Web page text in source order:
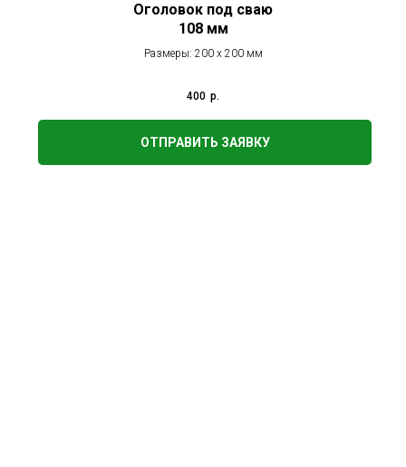
Оголовок под сваю
108 мм
Размеры: 200 х 200 мм
400 р.
ОТПРАВИТЬ ЗАЯВКУ